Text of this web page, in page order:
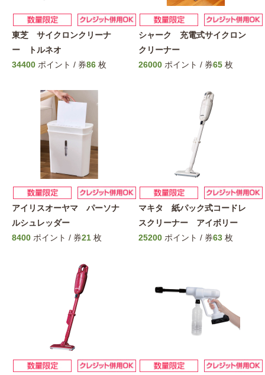
東芝 サイクロンクリーナ
ー トルネオ
34400 ポイント / 券86 枚
シャーク 充電式サイクロン
クリーナー
26000 ポイント / 券65 枚
アイリスオーヤマ パーソナ
ルシュレッダー
8400 ポイント / 券21 枚
マキタ 紙パック式コードレ
スクリーナー アイボリー
25200 ポイント / 券63 枚